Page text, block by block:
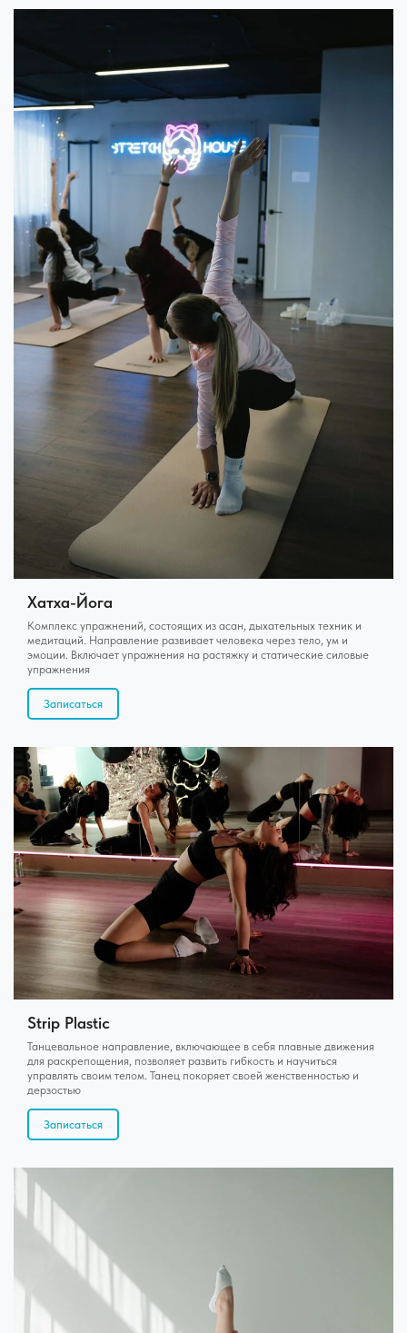
Хатха-Йога
Комплекс упражнений, состоящих из асан, дыхательных техник и
медитаций. Направление развивает человека через тело, ум и
эмоции. Включает упражнения на растяжку и статические силовые
упражнения
Записаться
Strip Plastic
Танцевальное направление, включающее в себя плавные движения
для раскрепощения, позволяет развить гибкость и научиться
управлять своим телом. Танец покоряет своей женственностью и
дерзостью
Записаться